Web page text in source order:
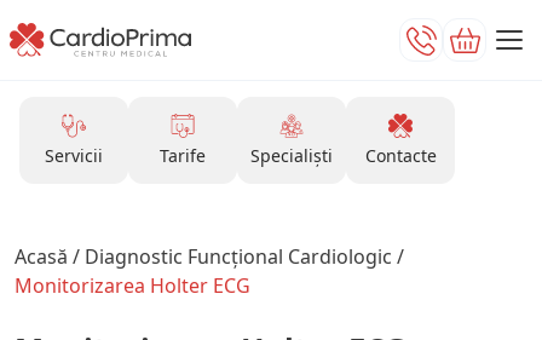
Servicii Tarife Specialiști Contacte
Acasă / Diagnostic Funcțional Cardiologic /
Monitorizarea Holter ECG